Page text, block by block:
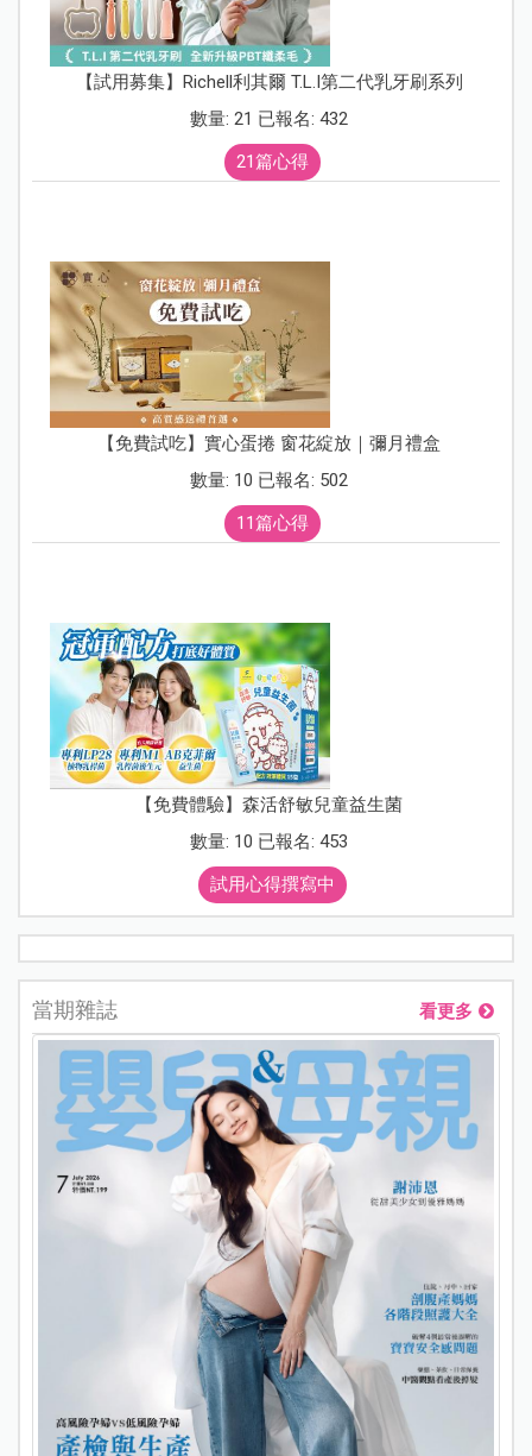
【試用募集】Richell利其爾 T.L.I第二代乳牙刷系列
數量: 21 已報名: 432
21篇心得
【免費試吃】實心蛋捲 窗花綻放｜彌月禮盒
數量: 10 已報名: 502
11篇心得
【免費體驗】森活舒敏兒童益生菌
數量: 10 已報名: 453
試用心得撰寫中
當期雜誌 看更多